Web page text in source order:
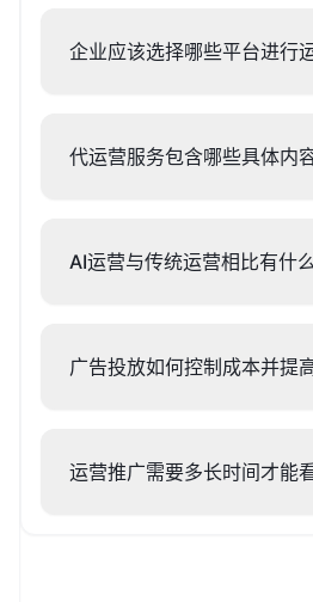
企业应该选择哪些平台进行
代运营服务包含哪些具体内容
AI运营与传统运营相比有什
广告投放如何控制成本并提
运营推广需要多长时间才能